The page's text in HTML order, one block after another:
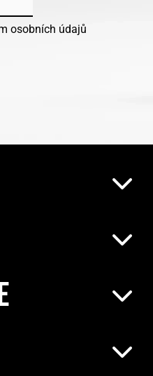
osobních údajů